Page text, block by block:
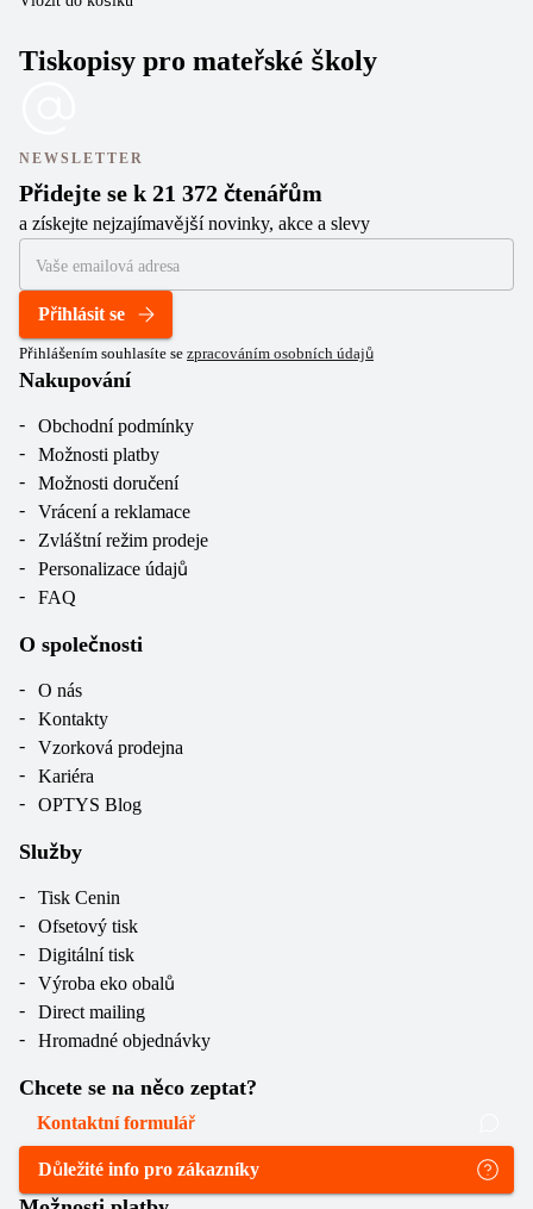
Tiskopisy pro mateřské školy
NEWSLETTER
Přidejte se k 21 372 čtenářům
a získejte nejzajímavější novinky, akce a slevy
Přihlásit se
Přihlášením souhlasíte se zpracováním osobních údajů
Nakupování
Obchodní podmínky
Možnosti platby
Možnosti doručení
Vrácení a reklamace
Zvláštní režim prodeje
Personalizace údajů
FAQ
O společnosti
O nás
Kontakty
Vzorková prodejna
Kariéra
OPTYS Blog
Služby
Tisk Cenin
Ofsetový tisk
Digitální tisk
Výroba eko obalů
Direct mailing
Hromadné objednávky
Chcete se na něco zeptat?
Kontaktní formulář
Důležité info pro zákazníky